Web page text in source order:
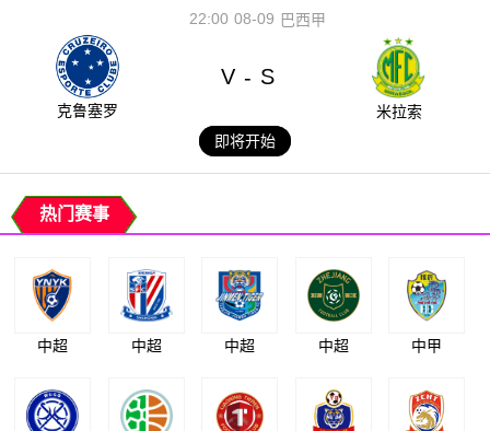
08-09
22:00 巴西甲
克鲁塞罗
V - S
米拉索
即将开始
热门赛事
中超 中超 中超 中超 中甲